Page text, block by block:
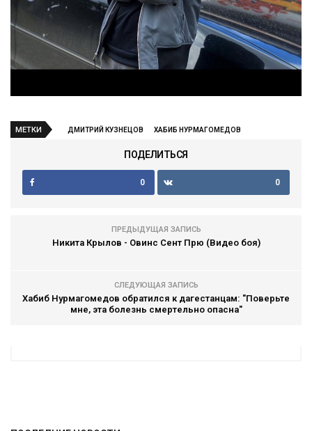
МЕТКИ ДМИТРИЙ КУЗНЕЦОВ ХАБИБ НУРМАГОМЕДОВ
ПОДЕЛИТЬСЯ
0 0
ПРЕДЫДУЩАЯ ЗАПИСЬ
Никита Крылов - Овинс Сент Прю (Видео боя)
СЛЕДУЮЩАЯ ЗАПИСЬ
Хабиб Нурмагомедов обратился к дагестанцам: "Поверьте
мне, эта болезнь смертельно опасна"